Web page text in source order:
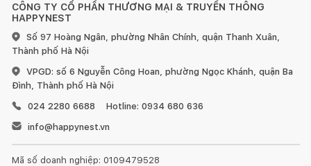
CÔNG TY CỔ PHẦN THƯƠNG MẠI & TRUYỀN THÔNG
HAPPYNEST
Số 97 Hoàng Ngân, phường Nhân Chính, quận Thanh Xuân,
Thành phố Hà Nội
VPGD: số 6 Nguyễn Công Hoan, phường Ngọc Khánh, quận Ba
Đình, Thành phố Hà Nội
024 2280 6688
Hotline: 0934 680 636
info@happynest.vn
Mã số doanh nghiệp: 0109479528